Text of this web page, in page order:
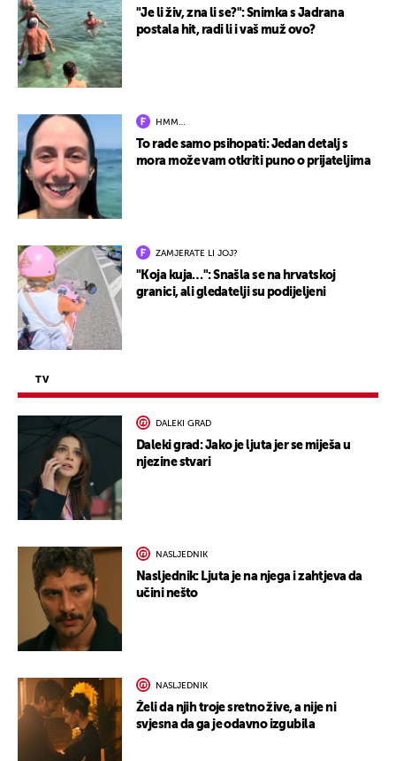
"Je li živ, zna li se?": Snimka s Jadrana
postala hit, radi li i vaš muž ovo?
HMM…
To rade samo psihopati: Jedan detalj s
mora može vam otkriti puno o prijateljima
ZAMJERATE LI JOJ?
"Koja kuja…": Snašla se na hrvatskoj
granici, ali gledatelji su podijeljeni
TV
DALEKI GRAD
Daleki grad: Jako je ljuta jer se miješa u
njezine stvari
NASLJEDNIK
Nasljednik: Ljuta je na njega i zahtjeva da
učini nešto
NASLJEDNIK
Želi da njih troje sretno žive, a nije ni
svjesna da ga je odavno izgubila